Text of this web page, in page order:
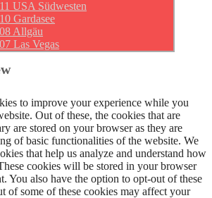
USA Südwesten
Gardasee
Allgäu
Las Vegas
to improve your experience while you
Out of these, the cookies that are
are stored on your browser as they are
of basic functionalities of the website. We
that help us analyze and understand how
cookies will be stored in your browser
You also have the option to opt-out of these
of some of these cookies may affect your